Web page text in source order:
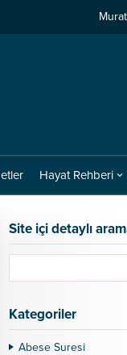
Hayat Rehberi
Site içi detaylı
Kategoriler
Abese Suresi